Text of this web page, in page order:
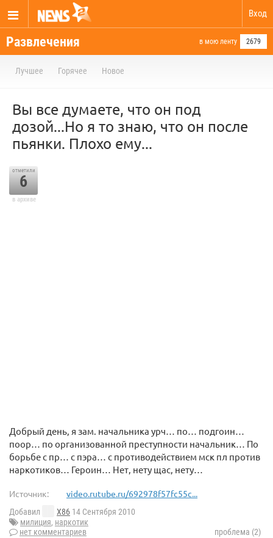
Вход
Развлечения в мою ленту 2679
Лучшее Горячее Новое
Вы все думаете, что он под
дозой...Но я то знаю, что он после
пьянки. Плохо ему...
отметили
6
в архиве
Добрый день, я зам. начальника урч… по… подгоин…
поор… по организованной преступности начальник… По
борьбе с пр… с пэра… с противодействием мск пл против
наркотиков… Героин… Нет, нету щас, нету…
Источник: video.rutube.ru/692978f57fc55c...
Добавил X86 14 Сентября 2010
милиция, наркотик
нет комментариев
проблема (2)